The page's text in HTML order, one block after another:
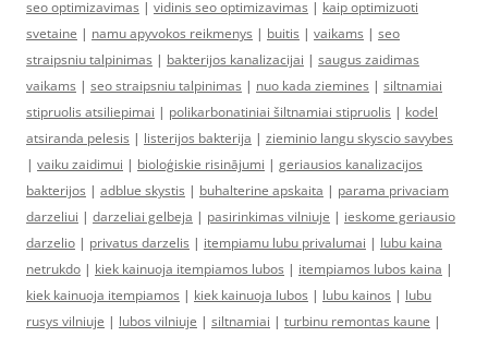
seo optimizavimas | vidinis seo optimizavimas | kaip optimizuoti
svetaine | namu apyvokos reikmenys | buitis | vaikams | seo
straipsniu talpinimas | bakterijos kanalizacijai | saugus zaidimas
vaikams | seo straipsniu talpinimas | nuo kada ziemines | siltnamiai
stipruolis atsiliepimai | polikarbonatiniai šiltnamiai stipruolis | kodel
atsiranda pelesis | listerijos bakterija | zieminio langu skyscio savybes
| vaiku zaidimui | bioloģiskie risinājumi | geriausios kanalizacijos
bakterijos | adblue skystis | buhalterine apskaita | parama privaciam
darzeliui | darzeliai gelbeja | pasirinkimas vilniuje | ieskome geriausio
darzelio | privatus darzelis | itempiamu lubu privalumai | lubu kaina
netrukdo | kiek kainuoja itempiamos lubos | itempiamos lubos kaina |
kiek kainuoja itempiamos | kiek kainuoja lubos | lubu kainos | lubu
rusys vilniuje | lubos vilniuje | siltnamiai | turbinu remontas kaune |